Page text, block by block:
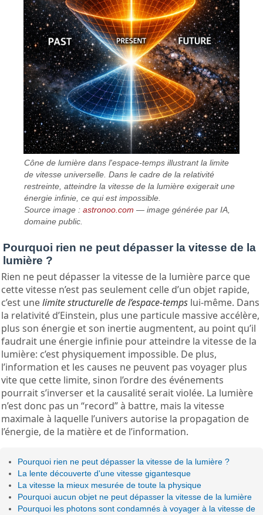
Cône de lumière dans l'espace-temps illustrant la limite
de vitesse universelle. Dans le cadre de la relativité
restreinte, atteindre la vitesse de la lumière exigerait une
énergie infinie, ce qui est impossible.
Source image :astronoo.com — image générée par IA,
domaine public.
Pourquoi rien ne peut dépasser la vitesse de la
lumière ?
Rien ne peut dépasser la vitesse de la lumière parce que
cette vitesse n’est pas seulement celle d’un objet rapide,
c’est unelimite structurelle de l’espace-tempslui‑même. Dans
la relativité d’Einstein, plus une particule massive accélère,
plus son énergie et son inertie augmentent, au point qu’il
faudrait une énergie infinie pour atteindre la vitesse de la
lumière: c’est physiquement impossible. De plus,
l’information et les causes ne peuvent pas voyager plus
vite que cette limite, sinon l’ordre des événements
pourrait s’inverser et la causalité serait violée. La lumière
n’est donc pas un “record” à battre, mais la vitesse
maximale à laquelle l’univers autorise la propagation de
l’énergie, de la matière et de l’information.
Pourquoi rien ne peut dépasser la vitesse de la lumière ?
La lente découverte d'une vitesse gigantesque
La vitesse la mieux mesurée de toute la physique
Pourquoi aucun objet ne peut dépasser la vitesse de la lumière
Pourquoi les photons sont condamnés à voyager à la vitesse de